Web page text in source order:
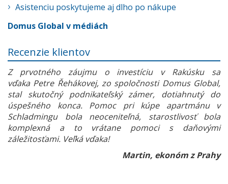
Asistenciu poskytujeme aj dlho po nákupe
Domus Global v médiách
Recenzie klientov
Z prvotného záujmu o investíciu v Rakúsku sa
vďaka Petre Řehákovej, zo spoločnosti Domus Global,
stal skutočný podnikateľský zámer, dotiahnutý do
úspešného konca. Pomoc pri kúpe apartmánu v
Schladmingu bola neoceniteľná, starostlivosť bola
komplexná a to vrátane pomoci s daňovými
záležitosťami. Veľká vďaka!
Martin, ekonóm z Prahy